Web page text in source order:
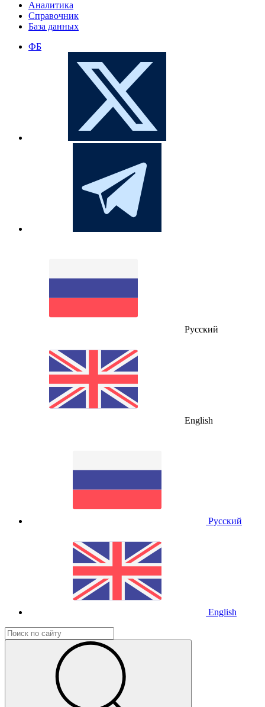
Аналитика
Справочник
База данных
ФБ
Русский
English
Русский
English